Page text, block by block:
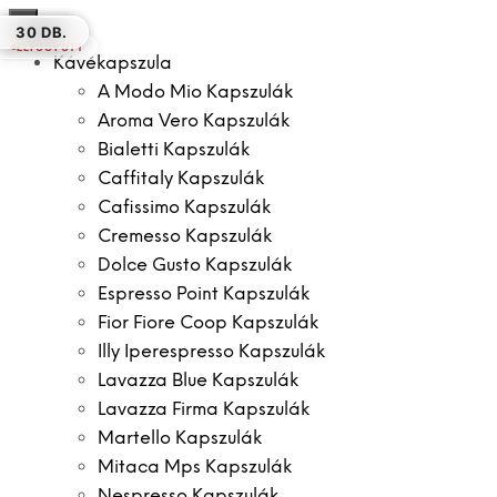
×
Kávékapszula
A Modo Mio Kapszulák
Aroma Vero Kapszulák
Bialetti Kapszulák
Caffitaly Kapszulák
Cafissimo Kapszulák
Cremesso Kapszulák
Dolce Gusto Kapszulák
Espresso Point Kapszulák
Fior Fiore Coop Kapszulák
Illy Iperespresso Kapszulák
Lavazza Blue Kapszulák
Lavazza Firma Kapszulák
Martello Kapszulák
Mitaca Mps Kapszulák
12 DB
16 DB.
12 DB.
16 DB.
16 DB.
ELFOGYOTT
30 DB.
30 DB.